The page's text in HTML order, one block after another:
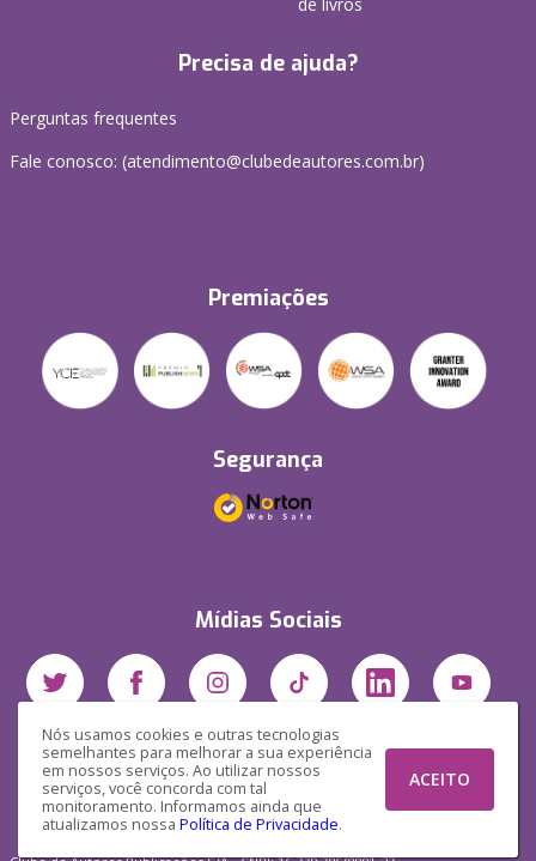
Nós usamos cookies e outras tecnologias
semelhantes para melhorar a sua experiência
em nossos serviços. Ao utilizar nossos
serviços, você concorda com tal
monitoramento. Informamos ainda que
atualizamos nossa Política de Privacidade.
ACEITO
de livros
Precisa de ajuda?
Perguntas frequentes
Fale conosco: (atendimento@clubedeautores.com.br)
Premiações
Segurança
Mídias Sociais